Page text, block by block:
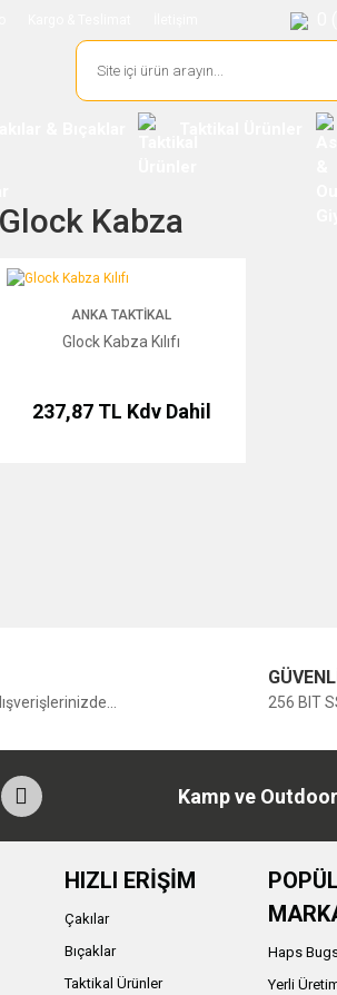
Glock Kabza
Glock Kabza Kılıfı
ANKA TAKTIKAL
Glock Kabza Kılıfı
237,87 TL Kdv Dahil
256 BIT
Kamp ve
HIZLI ERİŞİM
Çakılar
Bıçaklar
Taktikal Ürünler
Haps
Yerli